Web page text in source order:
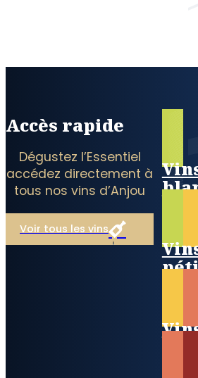
Accès rapide
Dégustez l’Essentiel
accédez directement à
tous nos vins d’Anjou
Voir tous les vins